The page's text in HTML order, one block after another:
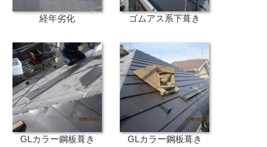
経年劣化 ゴムアス系下葺き
GLカラー鋼板葺き GLカラー鋼板葺き